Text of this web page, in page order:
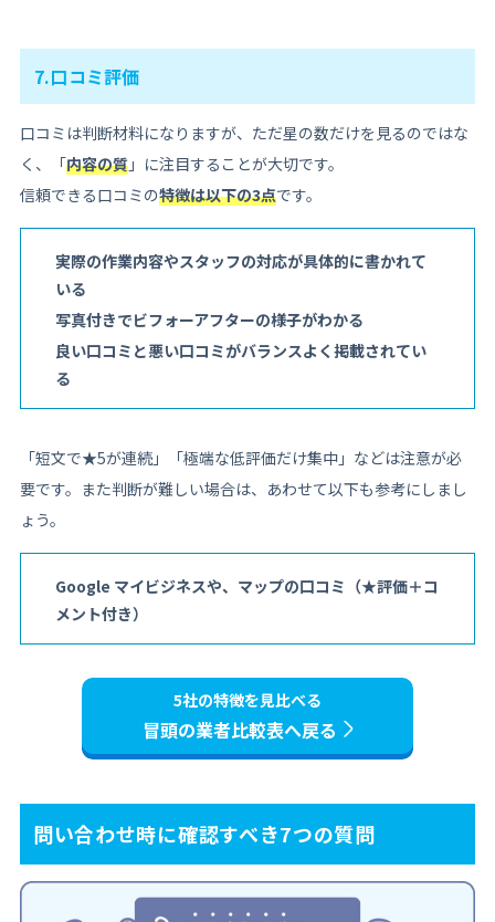
7.口コミ評価
口コミは判断材料になりますが、ただ星の数だけを見るのではな
く、「内容の質」に注目することが大切です。
信頼できる口コミの特徴は以下の3点です。
実際の作業内容やスタッフの対応が具体的に書かれて
いる
写真付きでビフォーアフターの様子がわかる
良い口コミと悪い口コミがバランスよく掲載されてい
る
「短文で★5が連続」「極端な低評価だけ集中」などは注意が必
要です。また判断が難しい場合は、あわせて以下も参考にしまし
ょう。
Google マイビジネスや、マップの口コミ（★評価＋コ
メント付き）
5社の特徴を見比べる
冒頭の業者比較表へ戻る
問い合わせ時に確認すべき7つの質問